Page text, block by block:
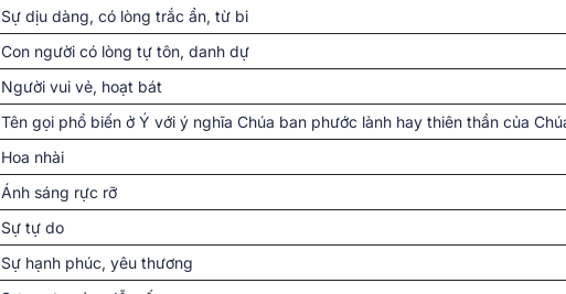
Sự dịu dàng, có lòng trắc ẩn, từ bi
Con người có lòng tự tôn, danh dự
Người vui vẻ, hoạt bát
Tên gọi phổ biến ở Ý với ý nghĩa Chúa ban phước lành hay thiên thần của
Hoa nhài
Ánh sáng rực rỡ
Sự tự do
Sự hạnh phúc, yêu thương